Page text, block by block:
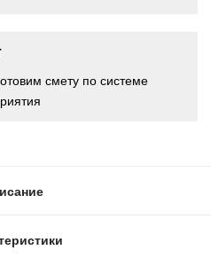
смету по системе